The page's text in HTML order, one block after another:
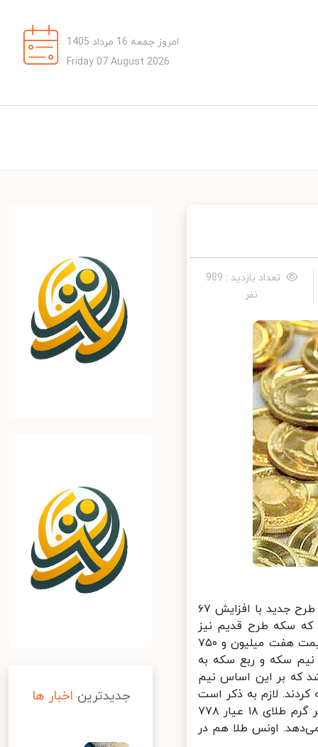
امروز جمعه 16 مرداد 1405
Friday 07 August 2026
تعداد بازدید : 989
نفر
به گزارش خبرآنلاین امروز در بازار تهران نرخ هر سکه طلای تمام بهار آزادی طرح جدید با افزایش ۶۷
حالی است که سکه طرح قدیم نیز
نسبت به آخرین روز کاری هفته گذشته ۲۰۰ هزار تومان گران‌تر شد و به قیمت هفت میلیون و ۷۵۰
سکه و ربع سکه به
و ۱۵۰ هزار تومان اعلام شد که بر این اساس نیم
را تجربه کردند. لازم به ذکر است
امروز در بازار سکه یک گرمی خرید و فروش نشد. در سوی دیگر بازار نرخ هر گرم طلای ۱۸ عیار ۷۷۸
قیمت ۱۲ هزار و ۹۰۰ تومانی خبر می‌دهد. اونس طلا هم در
جدیدترین اخبار ها